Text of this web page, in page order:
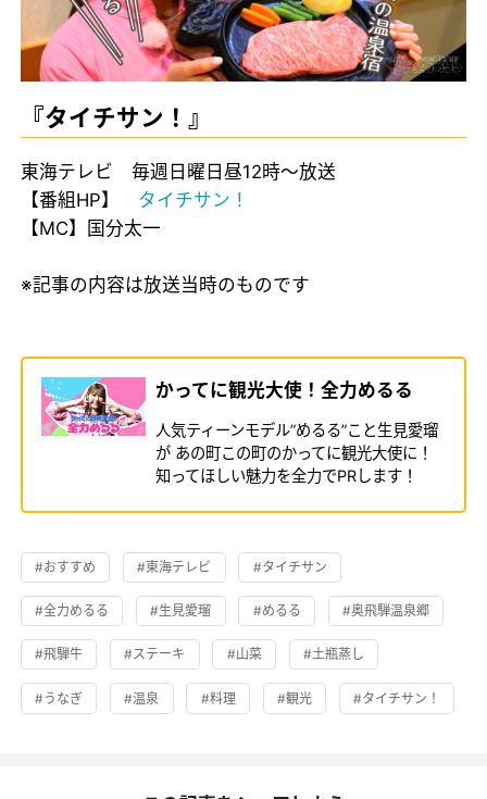
『タイチサン！』
東海テレビ 毎週日曜日昼12時～放送
【番組HP】 タイチサン！
【MC】国分太一
※記事の内容は放送当時のものです
かってに観光大使！全力めるる
人気ティーンモデル”めるる”こと生見愛瑠
が あの町この町のかってに観光大使に！
知ってほしい魅力を全力でPRします！
#おすすめ #東海テレビ #タイチサン
#全力めるる #生見愛瑠 #めるる #奥飛騨温泉郷
#飛騨牛 #ステーキ #山菜 #土瓶蒸し
#うなぎ #温泉 #料理 #観光 #タイチサン！